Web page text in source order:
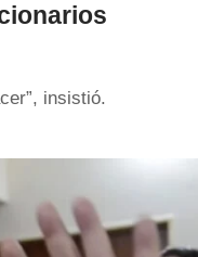
insistió.